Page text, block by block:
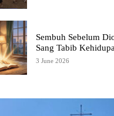
Sembuh Sebelum
Sang Tabib
3 June 2026